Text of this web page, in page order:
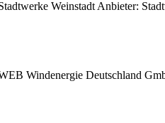
Weinstadt Anbieter:
Windenergie Deutschland